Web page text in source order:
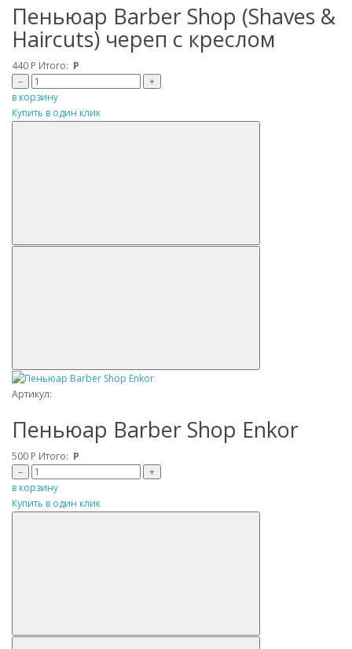
Пеньюар Barber Shop (Shaves &
Haircuts) череп с креслом
440 Р Итого: Р
–
+
в корзину
Купить в один клик
Артикул:
Пеньюар Barber Shop Enkor
500 Р Итого: Р
–
+
в корзину
Купить в один клик